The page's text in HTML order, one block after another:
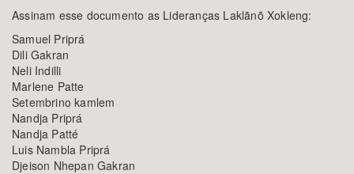
Assinam esse documento as Lideranças Laklãnõ Xokleng:
Samuel Priprá
Dili Gakran
Neli Indilli
Marlene Patte
Setembrino kamlem
Nandja Priprá
Nandja Patté
Luis Nambla Priprá
Djeison Nhepan Gakran